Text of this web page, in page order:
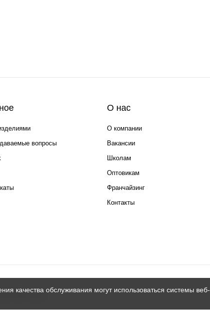
вопросы
О нас
О компании
Вакансии
Школам
Оптовикам
Франчайзинг
Контакты
качества обслуживания могут использоваться системы веб-